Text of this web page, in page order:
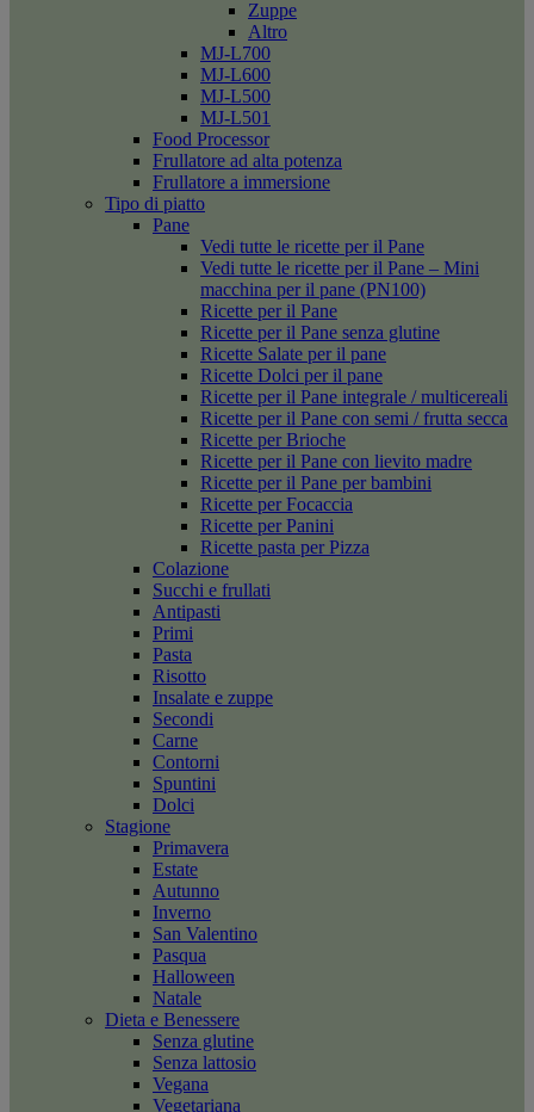
Zuppe
Altro
MJ-L700
MJ-L600
MJ-L500
MJ-L501
Food Processor
Frullatore ad alta potenza
Frullatore a immersione
Tipo di piatto
Pane
Vedi tutte le ricette per il Pane
Vedi tutte le ricette per il Pane – Mini
macchina per il pane (PN100)
Ricette per il Pane
Ricette per il Pane senza glutine
Ricette Salate per il pane
Ricette Dolci per il pane
Ricette per il Pane integrale / multicereali
Ricette per il Pane con semi / frutta secca
Ricette per Brioche
Ricette per il Pane con lievito madre
Ricette per il Pane per bambini
Ricette per Focaccia
Ricette per Panini
Ricette pasta per Pizza
Colazione
Succhi e frullati
Antipasti
Primi
Pasta
Risotto
Insalate e zuppe
Secondi
Carne
Contorni
Spuntini
Dolci
Stagione
Primavera
Estate
Autunno
Inverno
San Valentino
Pasqua
Halloween
Natale
Dieta e Benessere
Senza glutine
Senza lattosio
Vegana
Vegetariana